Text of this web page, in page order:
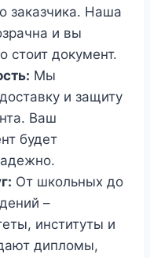
заказчика. Наша
и вы
стоит документ.
Мы
и защиту
Ваш
будет
От школьных до
–
институты и
дипломы,